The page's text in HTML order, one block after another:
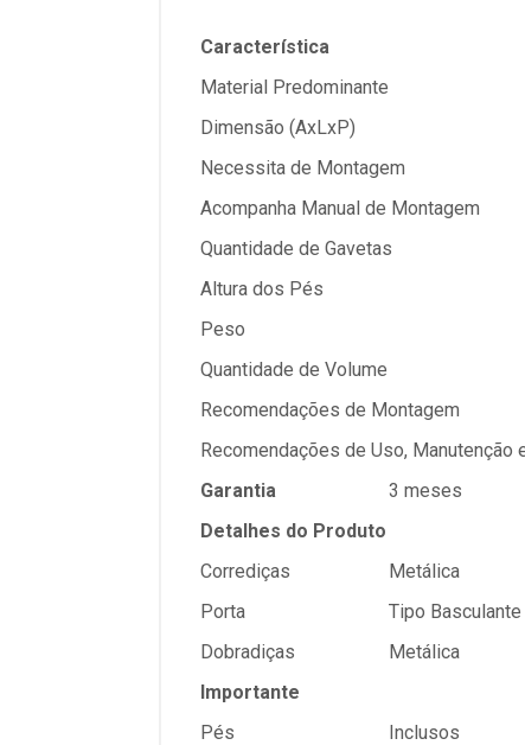
Característica
Material Predominante
Dimensão (AxLxP)
Necessita de Montagem
Acompanha Manual de Montagem
Quantidade de Gavetas
Altura dos Pés
Peso
Quantidade de Volume
Recomendações de Montagem
Recomendações de Uso, Manutenção
Garantia
3 meses
Detalhes do Produto
Corrediças
Metálica
Porta
Tipo
Dobradiças
Metálica
Importante
Pés
Inclusos